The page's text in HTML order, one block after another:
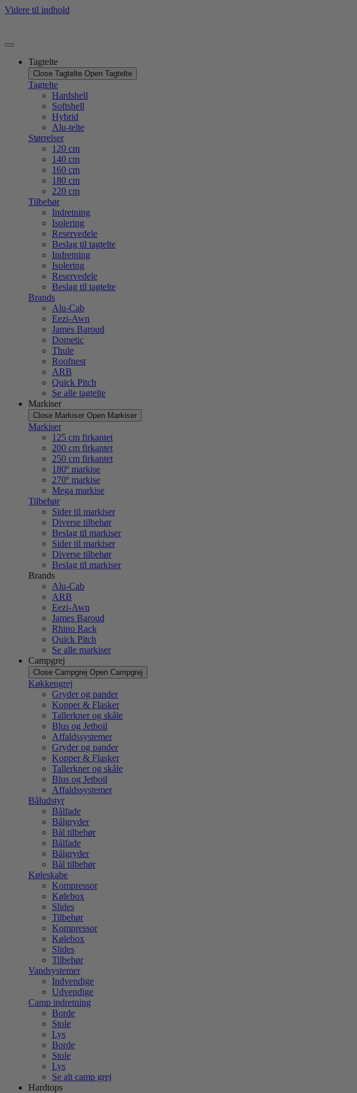
Videre til indhold
Tagtelte
Close Tagtelte Open Tagtelte
Tagtelte
Hardshell
Softshell
Hybrid
Alu-telte
Størrelser
120 cm
140 cm
160 cm
180 cm
220 cm
Tilbehør
Indretning
Isolering
Reservedele
Beslag til tagtelte
Indretning
Isolering
Reservedele
Beslag til tagtelte
Brands
Alu-Cab
Eezi-Awn
James Baroud
Dometic
Thule
Roofnest
ARB
Quick Pitch
Se alle tagtelte
Markiser
Close Markiser Open Markiser
Markiser
125 cm firkantet
200 cm firkantet
250 cm firkantet
180º markise
270º markise
Mega markise
Tilbehør
Sider til markiser
Diverse tilbehør
Beslag til markiser
Sider til markiser
Diverse tilbehør
Beslag til markiser
Brands
Alu-Cab
ARB
Eezi-Awn
James Baroud
Rhino Rack
Quick Pitch
Se alle markiser
Campgrej
Close Campgrej Open Campgrej
Køkkengrej
Gryder og pander
Kopper & Flasker
Tallerkner og skåle
Blus og Jetboil
Affaldssystemer
Gryder og pander
Kopper & Flasker
Tallerkner og skåle
Blus og Jetboil
Affaldssystemer
Båludstyr
Bålfade
Bålgryder
Bål tilbehør
Bålfade
Bålgryder
Bål tilbehør
Køleskabe
Kompressor
Kølebox
Slides
Tilbehør
Kompressor
Kølebox
Slides
Tilbehør
Vandsystemer
Indvendige
Udvendige
Camp indretning
Borde
Stole
Lys
Borde
Stole
Lys
Se alt camp grej
Hardtops